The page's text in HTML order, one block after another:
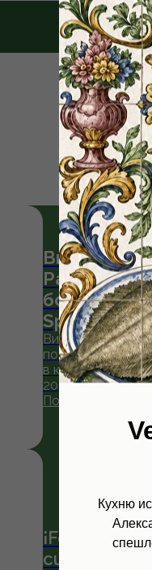
Кухню
Винная
Padron —
бокал» от
Spectator
Винная карта
получила
в категории
2026...
Подробнее
¡Feliz